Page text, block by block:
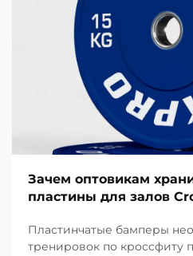
Зачем оптовикам
пластины для залов
Пластинчатые бамперы
тренировок по кроссфиту